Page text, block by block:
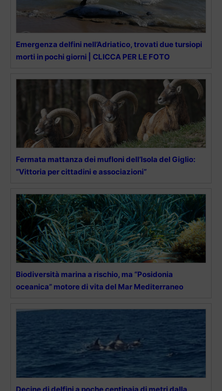
Emergenza delfini nell’Adriatico, trovati due tursiopi
morti in pochi giorni | CLICCA PER LE FOTO
Fermata mattanza dei mufloni dell’Isola del Giglio:
“Vittoria per cittadini e associazioni”
Biodiversità marina a rischio, ma “Posidonia
oceanica” motore di vita del Mar Mediterraneo